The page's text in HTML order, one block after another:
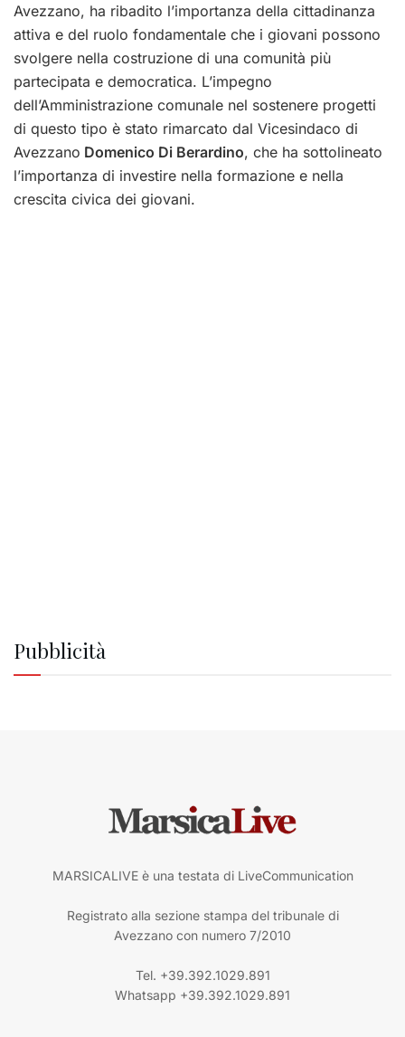
Avezzano, ha ribadito l’importanza della cittadinanza
attiva e del ruolo fondamentale che i giovani possono
svolgere nella costruzione di una comunità più
partecipata e democratica. L’impegno
dell’Amministrazione comunale nel sostenere progetti
di questo tipo è stato rimarcato dal Vicesindaco di
Avezzano Domenico Di Berardino, che ha sottolineato
l’importanza di investire nella formazione e nella
crescita civica dei giovani.
Pubblicità
MARSICALIVE è una testata di LiveCommunication
Registrato alla sezione stampa del tribunale di
Avezzano con numero 7/2010
Tel. +39.392.1029.891
Whatsapp +39.392.1029.891